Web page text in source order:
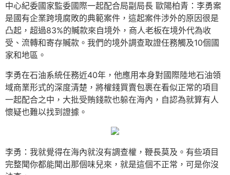
中心紀委國家監委國際一起配合局副局長 歐陽柏青：李勇案
是國有企業跨境腐敗的典範案件，這起案件涉外的原因很是
凸起，超過83%的贓款來自境外，商人老板在境外代為收
受、流轉和寄存贓款。我們的境外調查取證任務觸及10個國
家和地區。
李勇在石油系統任務近40年，他應用本身對國際陸地石油領
域商業形式的深度清楚，將權錢買賣包裹在看似正常的項目
一起配合之中，大批受賄錢款也躲在海內，自認為就算有人
懷疑也難以找到證據。
李勇：我就覺得在海內就沒有調查權，鞭長莫及。有些項目
完整聞你都能聞出那個味兒來，就是這個不正常，可是你沒